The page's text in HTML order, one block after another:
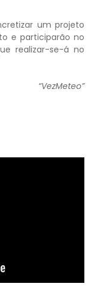
um projeto
e participarão no
realizar-se-á no
“VezMeteo”